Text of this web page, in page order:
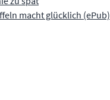
macht glücklich (ePub)